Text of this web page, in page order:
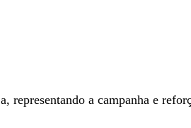
a campanha e